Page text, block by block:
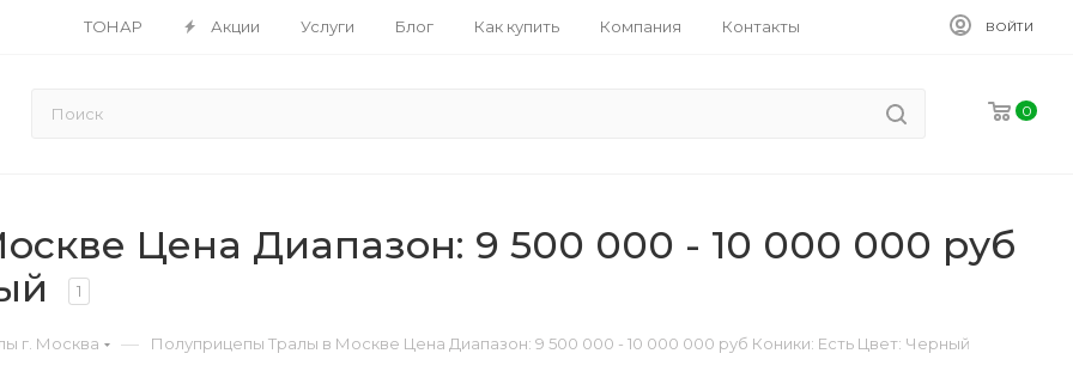
ТОНАР Акции Услуги Блог Как купить Компания Контакты ВОЙТИ
0
Цена Диапазон: 9 500 000 - 10 000 000 руб
1
г. Москва — Полуприцепы Тралы в Москве Цена Диапазон: 9 500 000 - 10 000 000 руб Коники: Есть Цвет: Черный